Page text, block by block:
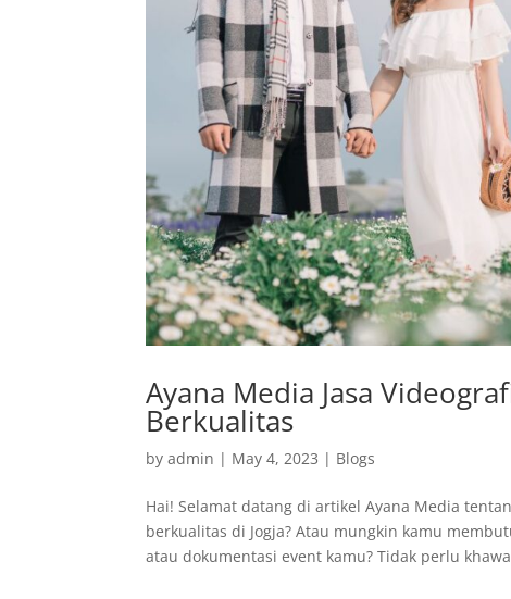
Ayana Media Jasa
Berkualitas
byadmin | May 4, 2023 | Blogs
Hai! Selamat datang di artikel Ayana Media
berkualitas di Jogja? Atau mungkin kamu
atau dokumentasi event kamu? Tidak perlu